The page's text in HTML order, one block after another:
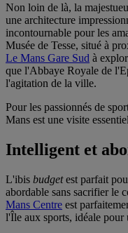
Non loin de là, la
une architecture
incontournable pour les
Musée de Tesse, situé à
Le Mans Gare Sud à
que l'Abbaye Royale de
l'agitation de la ville.
Pour les passionnés de
Mans est une visite
Intelligent et
L'ibis budgetest parfait
abordable sans sacrifier le
Mans Centre est
l'Île aux sports, idéale pour